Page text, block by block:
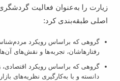
زیارت را به‌‏عنوان فعالیت
اصلی طبقه‌‏بندی کرد:
گروهی که براساس رویکرد
رفتارهاشان، تجربه‌ها و نقش‌های
گروهی که براساس رویکرد اقتصادی،
دانسته و با به‌کارگیری نظریه‌های